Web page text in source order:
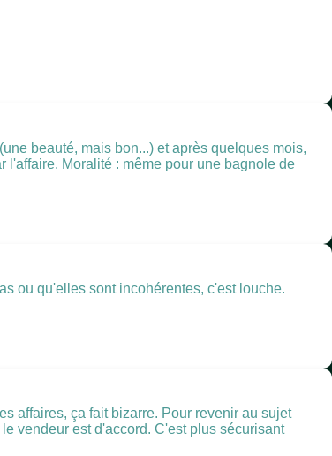
beauté, mais bon...) et après quelques mois,
l'affaire. Moralité : même pour une bagnole de
ou qu'elles sont incohérentes, c'est louche.
affaires, ça fait bizarre. Pour revenir au sujet
vendeur est d'accord. C'est plus sécurisant